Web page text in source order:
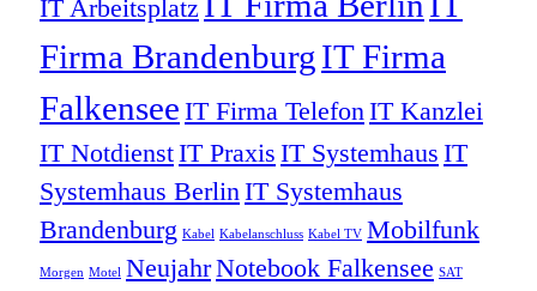
IT Arbeitsplatz
Firma BrandenburgIT Firma
Falkensee IT Firma TelefonIT Kanzlei
IT NotdienstIT Praxis IT Systemhaus IT
Systemhaus BerlinIT Systemhaus
Brandenburg Kabel Kabelanschluss Kabel TV Mobilfunk
Morgen Motel NeujahrNotebook Falkensee SAT